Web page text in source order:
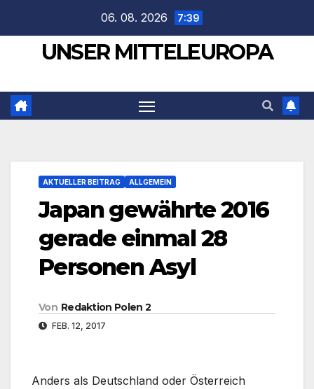
springen
06. 08. 2026 7:39
UNSER MITTELEUROPA
AKTUELLER BEITRAG ALLGEMEIN
Japan gewährte 2016
gerade einmal 28
Personen Asyl
Von Redaktion Polen 2
FEB. 12, 2017
Anders als Deutschland oder Österreich